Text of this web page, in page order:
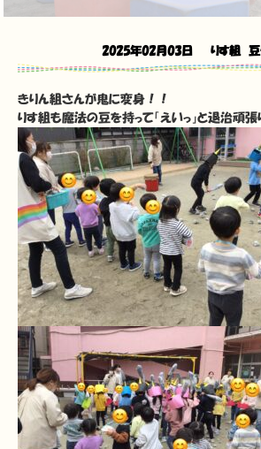
2025年02月03日 りす組 豆
きりん組さんが鬼に変身！！
りす組も魔法の豆を持って「えいっ」と退治頑張